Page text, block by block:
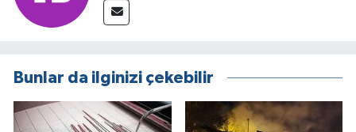
Bunlar da ilginizi çekebilir